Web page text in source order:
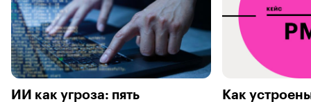
ИИ как угроза: пять
Как